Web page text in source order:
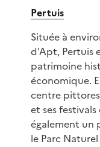
Pertuis
Située à
d'Apt, Pertuis
patrimoine
économique.
centre
et ses
également un
le Parc